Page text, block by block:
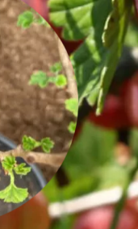
довольно широк
как
и
Вива ла Вида и
Литл Бас и
и Пинк Фэнтези; а
Диана и
цветов
Кардинал, Сноу
Мемориез,